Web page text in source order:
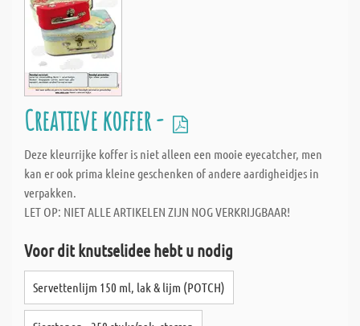
Creatieve koffer -
Deze kleurrijke koffer is niet alleen een mooie eyecatcher, men
kan er ook prima kleine geschenken of andere aardigheidjes in
verpakken.
LET OP: NIET ALLE ARTIKELEN ZIJN NOG VERKRIJGBAAR!
Voor dit knutselidee hebt u nodig
Servettenlijm 150 ml, lak & lijm (POTCH)